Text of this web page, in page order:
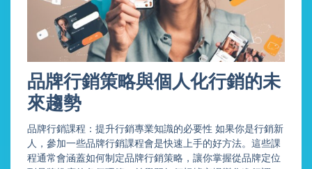
品牌行銷策略與個人化行銷的未
來趨勢
品牌行銷課程：提升行銷專業知識的必要性 如果你是行銷新
人，參加一些品牌行銷課程會是快速上手的好方法。這些課
程通常會涵蓋如何制定品牌行銷策略，讓你掌握從品牌定位